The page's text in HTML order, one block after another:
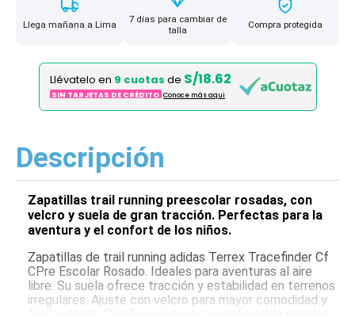
Llega mañana a Lima
7 días para cambiar de
talla
Compra protegida
Llévatelo en 9 cuotas de S/18.62
SIN TARJETAS DE CRÉDITO Conoce más aqui
Descripción
Zapatillas trail running preescolar rosadas, con
velcro y suela de gran tracción. Perfectas para la
aventura y el confort de los niños.
Zapatillas de trail running adidas Terrex Tracefinder Cf
CPre Escolar Rosado. Ideales para aventuras al aire
libre. Su suela ofrece tracción y estabilidad en terrenos
irregulares. Ajuste con velcro para mayor comodidad y